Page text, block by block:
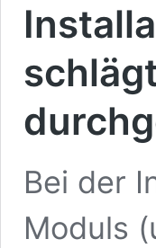
Bei der
Moduls